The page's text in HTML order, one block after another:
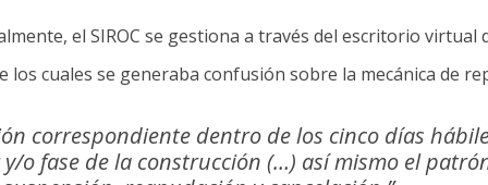
el SIROC se gestiona a través del escritorio virtual
los cuales se generaba confusión sobre la mecánica de
correspondiente dentro de los cinco días
o fase de la construcción (…) así mismo el